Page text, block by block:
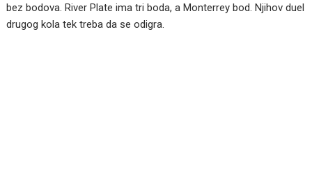
bez bodova. River Plate ima tri boda, a Monterrey bod. Njihov duel
drugog kola tek treba da se odigra.